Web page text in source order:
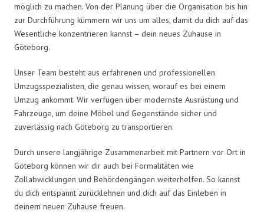
möglich zu machen. Von der Planung über die Organisation bis hin
zur Durchführung kümmern wir uns um alles, damit du dich auf das
Wesentliche konzentrieren kannst – dein neues Zuhause in
Göteborg.
Unser Team besteht aus erfahrenen und professionellen
Umzugsspezialisten, die genau wissen, worauf es bei einem
Umzug ankommt. Wir verfügen über modernste Ausrüstung und
Fahrzeuge, um deine Möbel und Gegenstände sicher und
zuverlässig nach Göteborg zu transportieren.
Durch unsere langjährige Zusammenarbeit mit Partnern vor Ort in
Göteborg können wir dir auch bei Formalitäten wie
Zollabwicklungen und Behördengängen weiterhelfen. So kannst
du dich entspannt zurücklehnen und dich auf das Einleben in
deinem neuen Zuhause freuen.